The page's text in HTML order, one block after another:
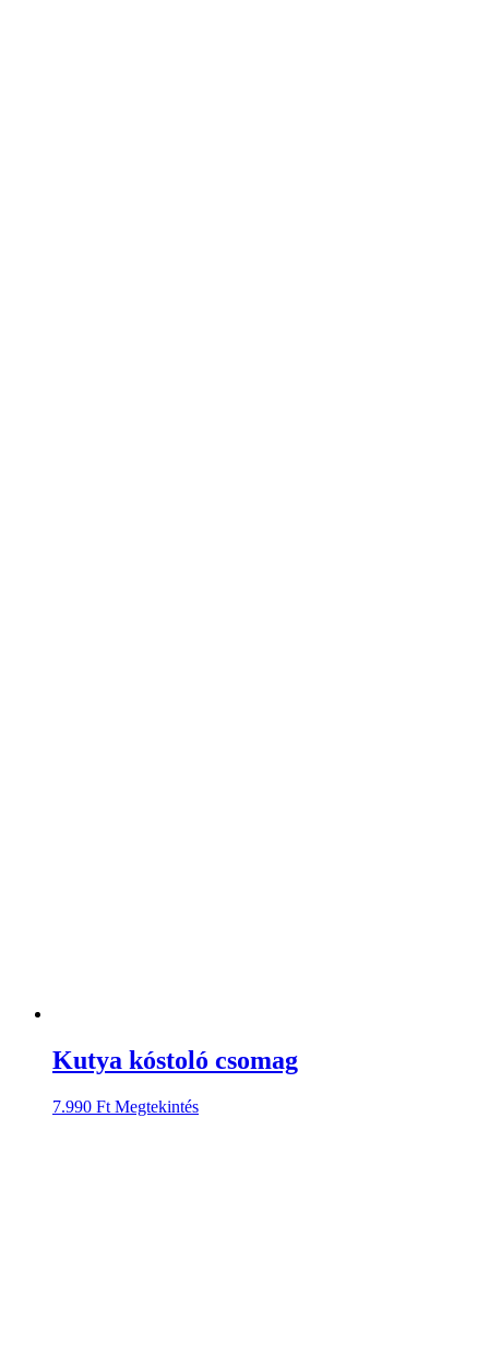
Kutya kóstoló csomag
7.990 Ft Megtekintés